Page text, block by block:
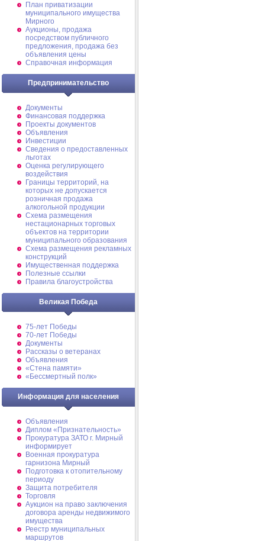
План приватизации
муниципального имущества
Мирного
Аукционы, продажа
посредством публичного
предложения, продажа без
объявления цены
Справочная информация
Предпринимательство
Документы
Финансовая поддержка
Проекты документов
Объявления
Инвестиции
Сведения о предоставленных
льготах
Оценка регулирующего
воздействия
Границы территорий, на
которых не допускается
розничная продажа
алкогольной продукции
Схема размещения
нестационарных торговых
объектов на территории
муниципального образования
Схема размещения рекламных
конструкций
Имущественная поддержка
Полезные ссылки
Правила благоустройства
Великая Победа
75-лет Победы
70-лет Победы
Документы
Рассказы о ветеранах
Объявления
«Стена памяти»
«Бессмертный полк»
Информация для населения
Объявления
Диплом «Признательность»
Прокуратура ЗАТО г. Мирный
информирует
Военная прокуратура
гарнизона Мирный
Подготовка к отопительному
периоду
Защита потребителя
Торговля
Аукцион на право заключения
договора аренды недвижимого
имущества
Реестр муниципальных
маршрутов